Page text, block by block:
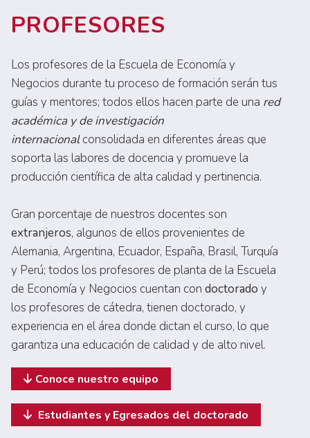
PROFESORES
Los profesores de la Escuela de Economía y
Negocios durante tu proceso de formación serán tus
guías y mentores; todos ellos hacen parte de una red
académica y de investigación
internacionalconsolidada en diferentes áreas que
soporta las labores de docencia y promueve la
producción científica de alta calidad y pertinencia.
Gran porcentaje de nuestros docentes son
extranjeros, algunos de ellos provenientes de
Alemania, Argentina, Ecuador, España, Brasil, Turquía
y Perú; todos los profesores de planta de la Escuela
de Economía y Negocios cuentan con doctorado y
los profesores de cátedra, tienen doctorado, y
experiencia en el área donde dictan el curso, lo que
garantiza una educación de calidad y de alto nivel.
Conoce nuestro equipo
Estudiantes y Egresados del doctorado